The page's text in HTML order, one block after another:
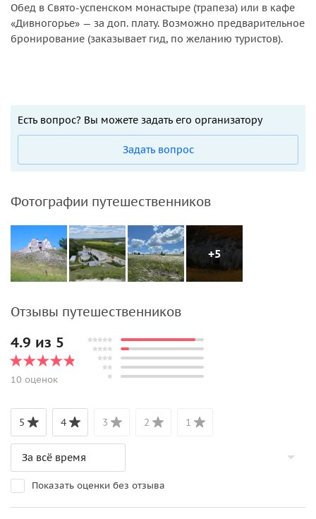
Обед в Свято-успенском монастыре (трапеза) или в кафе
«Дивногорье» — за доп. плату. Возможно предварительное
бронирование (заказывает гид, по желанию туристов).
Есть вопрос? Вы можете задать его организатору
Задать вопрос
Фотографии путешественников
+5
Отзывы путешественников
4.9 из 5
10 оценок
5 4 3 2 1
Показать оценки без отзыва